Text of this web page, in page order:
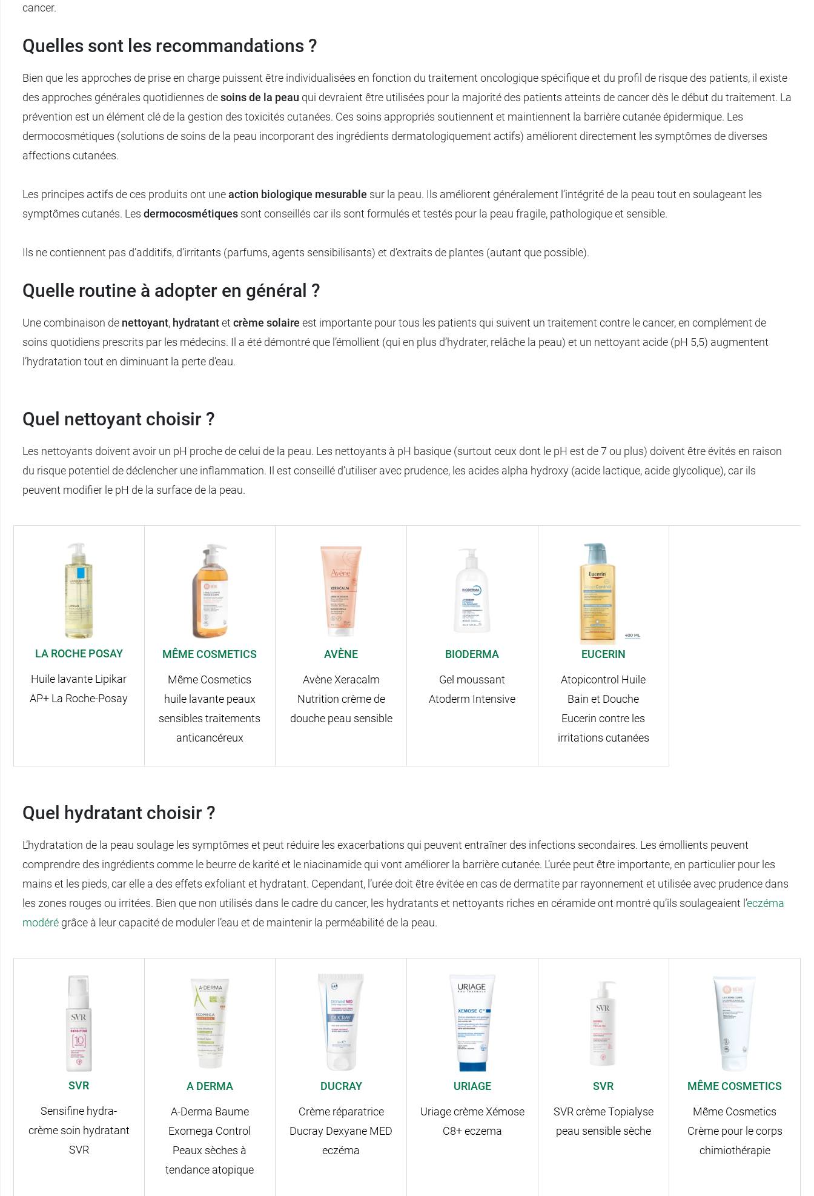
cancer.
Quelles sont les recommandations ?
Bien que les approches de prise en charge puissent être individualisées en fonction du traitement oncologique spécifique et du profil de risque des patients, il existe
des approches générales quotidiennes desoins de la peau qui devraient être utilisées pour la majorité des patients atteints de cancer dès le début du traitement. La
prévention est un élément clé de la gestion des toxicités cutanées. Ces soins appropriés soutiennent et maintiennent la barrière cutanée épidermique. Les
dermocosmétiques (solutions de soins de la peau incorporant des ingrédients dermatologiquement actifs) améliorent directement les symptômes de diverses
affections cutanées.
Les principes actifs de ces produits ont uneaction biologique mesurable sur la peau. Ils améliorent généralement l’intégrité de la peau tout en soulageant les
symptômes cutanés. Les dermocosmétiques sont conseillés car ils sont formulés et testés pour la peau fragile, pathologique et sensible.
Ils ne contiennent pas d’additifs, d’irritants (parfums, agents sensibilisants) et d’extraits de plantes (autant que possible).
Quelle routine à adopter en général ?
Une combinaison de nettoyant, hydratantet crème solaire est importante pour tous les patients qui suivent un traitement contre le cancer, en complément de
soins quotidiens prescrits par les médecins. Il a été démontré que l’émollient (qui en plus d’hydrater, relâche la peau) et un nettoyant acide (pH 5,5) augmentent
l’hydratation tout en diminuant la perte d’eau.
Quel nettoyant choisir ?
Les nettoyants doivent avoir un pH proche de celui de la peau. Les nettoyants à pH basique (surtout ceux dont le pH est de 7 ou plus) doivent être évités en raison
du risque potentiel de déclencher une inflammation. Il est conseillé d’utiliser avec prudence, les acides alpha hydroxy (acide lactique, acide glycolique), car ils
peuvent modifier le pH de la surface de la peau.
LA ROCHE POSAY
Huile lavante Lipikar
AP+ La Roche-Posay
MÊME COSMETICS
Même Cosmetics
huile lavante peaux
sensibles traitements
anticancéreux
AVÈNE
Avène Xeracalm
Nutrition crème de
douche peau sensible
BIODERMA
Gel moussant
Atoderm Intensive
EUCERIN
Atopicontrol Huile
Bain et Douche
Eucerin contre les
irritations cutanées
Quel hydratant choisir ?
L’hydratation de la peau soulage les symptômes et peut réduire les exacerbations qui peuvent entraîner des infections secondaires. Les émollients peuvent
comprendre des ingrédients comme le beurre de karité et le niacinamide qui vont améliorer la barrière cutanée. L’urée peut être importante, en particulier pour les
mains et les pieds, car elle a des effets exfoliant et hydratant. Cependant, l’urée doit être évitée en cas de dermatite par rayonnement et utilisée avec prudence dans
les zones rouges ou irritées. Bien que non utilisés dans le cadre du cancer, les hydratants et nettoyants riches en céramide ont montré qu’ils soulageaient l’eczéma
modéré grâce à leur capacité de moduler l’eau et de maintenir la perméabilité de la peau.
SVR
Sensifine hydra-
crème soin hydratant
SVR
A DERMA
A-Derma Baume
Exomega Control
Peaux sèches à
tendance atopique
DUCRAY
Crème réparatrice
Ducray Dexyane MED
eczéma
URIAGE
Uriage crème Xémose
C8+ eczema
SVR
SVR crème Topialyse
peau sensible sèche
MÊME COSMETICS
Même Cosmetics
Crème pour le corps
chimiothérapie